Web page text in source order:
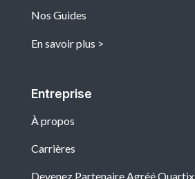
Nos Guides
En savoir plus
Entreprise
À propos
Carrières
Devenez Partenaire Agréé Quartix